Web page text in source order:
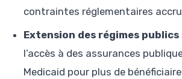
contraintes réglementaires
Extension des régimes publics
l’accès à des assurances
Medicaid pour plus de